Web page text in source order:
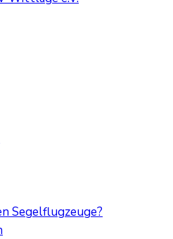
Segelflugzeuge?